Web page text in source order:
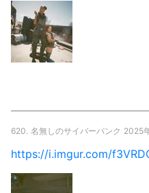
620. 名無しのサイバーパンク 2025
https://i.imgur.com/